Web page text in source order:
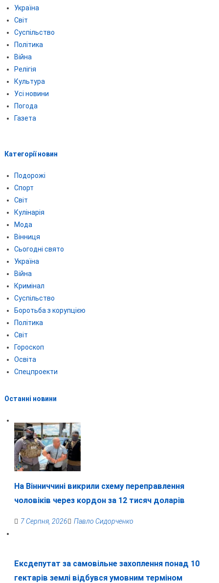
Україна
Світ
Суспільство
Політика
Війна
Релігія
Культура
Усі новини
Погода
Газета
Категорії новин
Подорожі
Спорт
Світ
Кулінарія
Мода
Вінниця
Сьогодні свято
Україна
Війна
Кримінал
Суспільство
Боротьба з корупцією
Політика
Світ
Гороскоп
Освіта
Спецпроекти
Останні новини
На Вінниччині викрили схему переправлення
чоловіків через кордон за 12 тисяч доларів
7 Серпня, 2026 Павло Сидорченко
Ексдепутат за самовільне захоплення понад 10
гектарів землі відбувся умовним терміном